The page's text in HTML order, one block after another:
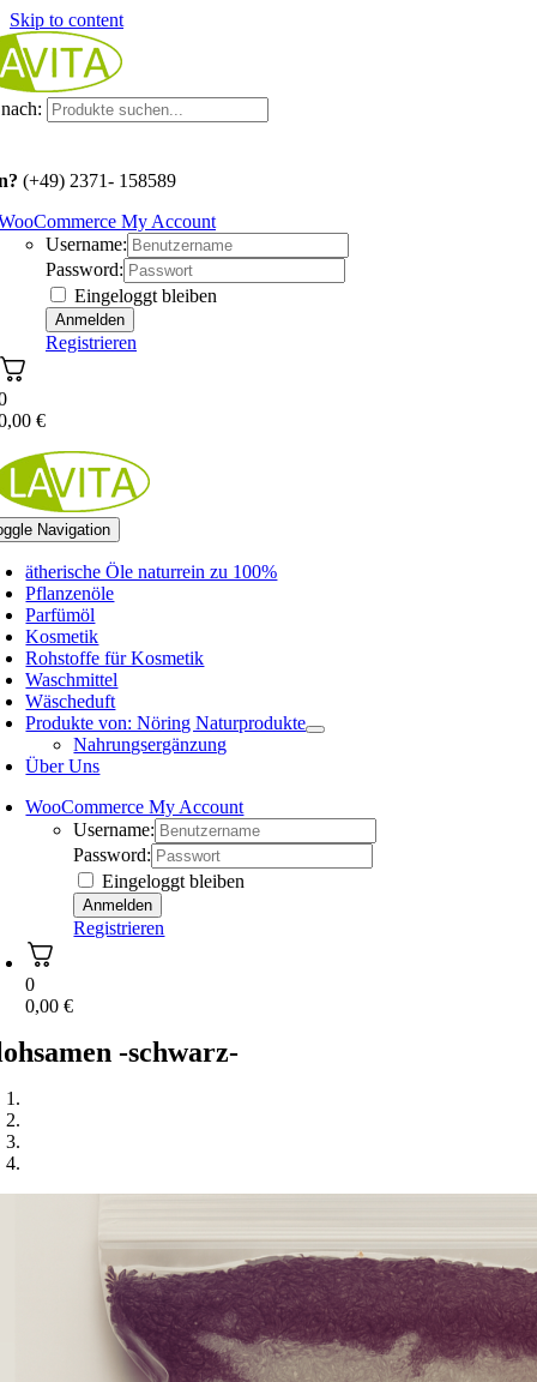
Skip to content
(+49) 2371- 158589
My Account
Username:
Password:
Eingeloggt bleiben
Registrieren
€
Navigation
ätherische Öle naturrein zu 100%
Pflanzenöle
Parfümöl
Kosmetik
Rohstoffe für Kosmetik
Waschmittel
Wäscheduft
Produkte von: Nöring Naturprodukte
Nahrungsergänzung
Über Uns
WooCommerce My Account
Username:
Password:
Eingeloggt bleiben
Registrieren
0
0,00€
-schwarz-